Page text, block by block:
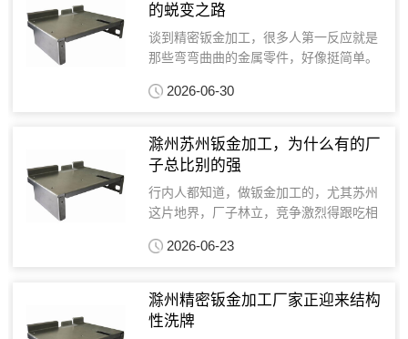
的蜕变之路
谈到精密钣金加工，很多人第一反应就是
那些弯弯曲曲的金属零件，好像挺简单。
接触过不少钣金加工厂家，从国内到国外
钣金加工这些老牌企业...
2026-06-30
滁州苏州钣金加工，为什么有的厂
子总比别的强
行内人都知道，做钣金加工的，尤其苏州
这片地界，厂子林立，竞争激烈得跟吃相
的厂子就是能拿出让人眼前一亮的作品，
不仅仅是设备好或者价...
2026-06-23
滁州精密钣金加工厂家正迎来结构
性洗牌